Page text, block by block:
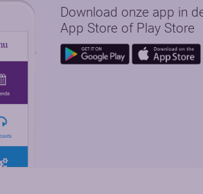
Download onze app in
App Store of Play Store